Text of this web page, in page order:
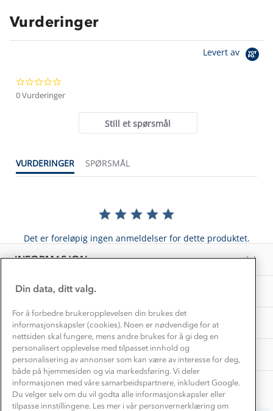
Vurderinger
Levert av
star
0 Vurderinger
Still et spørsmål
VURDERINGER SPØRSMÅL
Det er foreløpig ingen anmeldelser for dette produktet.
INFORMASJON
Kundeservice
Kundeklubb
Bedrift, barnehage og SFO
Presse
OM OSS
Klima og miljø
1% til samfunnet
Samarbeide med oss?
TIPS OG RÅD
Trelagsprinsippet barn
Alt du trenger til Norgesferien
Gravidklær
Vask og vedlikehold
EL-retur
Store størrelser
Turmat oppskrifter
Beredskap
AKTIVITETER
Få turinspirasjon og tips her⛰
Overnatte utendørs⛺
Leirskole 🥾
Barnehageansatt
Tips til hyttetur
Din data, ditt valg.
For å forbedre brukeropplevelsen din brukes det
informasjonskapsler (cookies). Noen er nødvendige for at
nettsiden skal fungere, mens andre brukes for å gi deg en
personalisert opplevelse med tilpasset innhold og
personalisering av annonser som kan være av interesse for deg,
både på hjemmesiden og via markedsføring. Vi deler
informasjonen med våre samarbeidspartnere, inkludert Google.
Du velger selv om du vil godta alle informasjonskapsler eller
tilpasse innstillingene. Les mer i vår personvernerklæring om